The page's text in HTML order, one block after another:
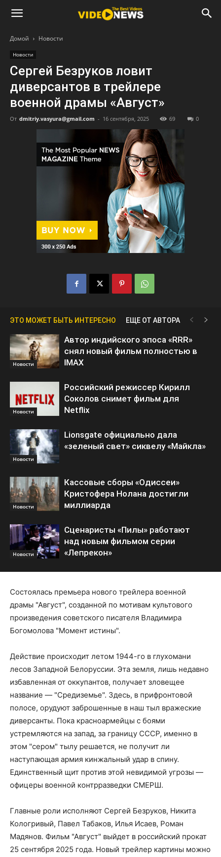
Домой Новости
Новости
Сергей Безруков ловит
диверсантов в трейлере
военной драмы «Август»
От dmitriy.vasyura@gmail.com - 16 сентября, 2025 69 0
ЭТО МОЖЕТ БЫТЬ ИНТЕРЕСНО ЕЩЕ ОТ АВТОРА
Новости
Автор индийского эпоса «RRR»
снял новый фильм полностью в
IMAX
Новости
Российский режиссер Кирилл
Соколов снимет фильм для
Netflix
Новости
Lionsgate официально дала
«зеленый свет» сиквелу «Майкла»
Новости
Кассовые сборы «Одиссеи»
Кристофера Нолана достигли
миллиарда
Новости
Сценаристы «Пилы» работают
над новым фильмом серии
«Лепрекон»
Состоялась премьера нового трейлера военной
драмы "Август", созданной по мотивам культового
произведения советского писателя Владимира
Богомолова "Момент истины".
Действие происходит летом 1944-го в глухомани
лесов Западной Белоруссии. Эта земля, лишь недавно
избавленная от оккупантов, получает зловещее
название — "Средиземье". Здесь, в прифронтовой
полосе, орудуют заброшенные в наш тыл вражеские
диверсанты. Пока красноармейцы с боями
устремляются на запад, за границу СССР, именно в
этом "сером" тылу решается, не получит ли
наступающая армия кинжальный удар в спину.
Единственный щит против этой невидимой угрозы —
офицеры военной контрразведки СМЕРШ.
Главные роли исполняют Сергей Безруков, Никита
Кологривый, Павел Табаков, Илья Исаев, Роман
Мадянов. Фильм "Август" выйдет в российский прокат
25 сентября 2025 года. Новый трейлер картины можно